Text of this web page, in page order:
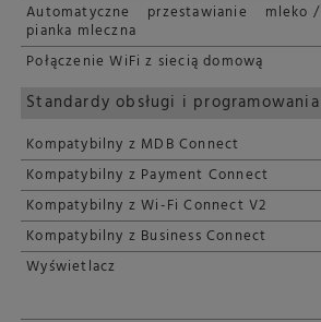
Automatyczne przestawianie mleko /
pianka mleczna
Połączenie WiFi z siecią domową
Standardy obsługi i programowania
Kompatybilny z MDB Connect
Kompatybilny z Payment Connect
Kompatybilny z Wi-Fi Connect V2
Kompatybilny z Business Connect
Wyświetlacz